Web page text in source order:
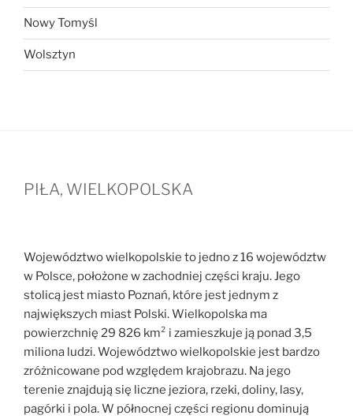
Nowy Tomyśl
Wolsztyn
PIŁA, WIELKOPOLSKA
Województwo wielkopolskie to jedno z 16 województw
w Polsce, położone w zachodniej części kraju. Jego
stolicą jest miasto Poznań, które jest jednym z
największych miast Polski. Wielkopolska ma
powierzchnię 29 826 km² i zamieszkuje ją ponad 3,5
miliona ludzi. Województwo wielkopolskie jest bardzo
zróżnicowane pod względem krajobrazu. Na jego
terenie znajdują się liczne jeziora, rzeki, doliny, lasy,
pagórki i pola. W północnej części regionu dominują